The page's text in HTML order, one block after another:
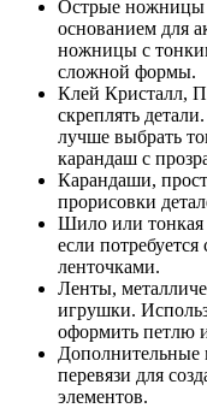
Острые ножницы
основанием для
ножницы с
сложной формы.
Клей Кристалл,
скреплять
лучше выбрать
карандаш с
Карандаши,
прорисовки
Шило или тонкая
если
ленточками.
Ленты,
игрушки.
оформить петлю
Дополнительные
перевязи для
элементов.